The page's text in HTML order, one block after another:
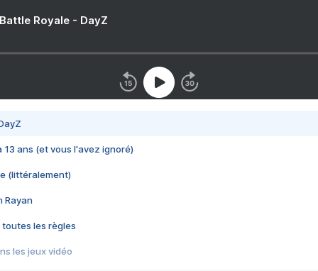
Royale - DayZ
13 ans (et vous l'avez ignoré)
(littéralement)
Rayan
toutes les règles
les jeux vidéo